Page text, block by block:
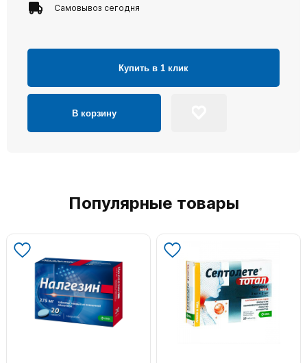
Самовывоз сегодня
Купить в 1 клик
В корзину
Популярные товары